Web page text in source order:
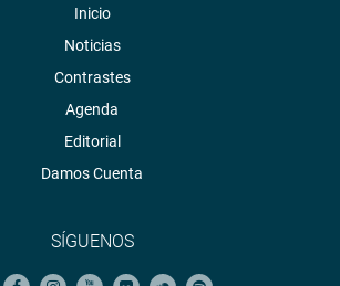
Inicio
Noticias
Contrastes
Agenda
Editorial
Damos Cuenta
SÍGUENOS